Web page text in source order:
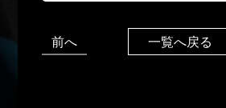
前へ 一覧へ戻る